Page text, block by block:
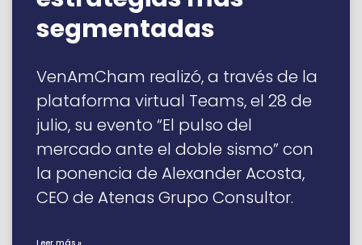
segmentadas
VenAmCham realizó, a través de la
plataforma virtual Teams, el 28 de
julio, su evento “El pulso del
mercado ante el doble sismo” con
la ponencia de Alexander Acosta,
CEO de Atenas Grupo Consultor.